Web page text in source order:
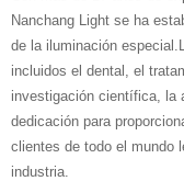
Nanchang Light se ha
de la iluminación
incluidos el dental, el
investigación científica, la
dedicación para
clientes de todo el mundo
industria.